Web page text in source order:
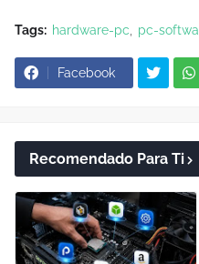
Tags: hardware-pc pc-
Facebook
Recomendado Para Ti